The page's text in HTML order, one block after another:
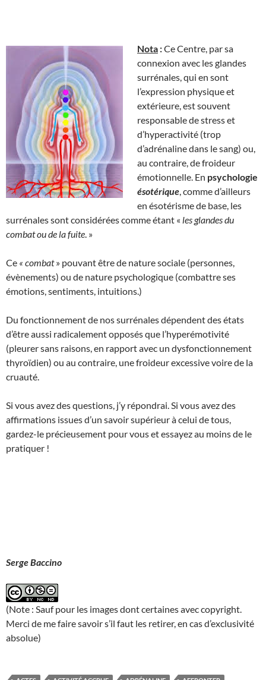
Nota :Ce Centre, par sa
connexion avec les glandes
surrénales, qui en sont
l’expression physique et
extérieure, est souvent
responsable de stress et
d’hyperactivité (trop
d’adrénaline dans le sang) ou,
au contraire, de froideur
émotionnelle. En psychologie
ésotérique, comme d’ailleurs
en ésotérisme de base, les
surrénales sont considérées comme étant « les glandes du
combat ou de la fuite. »
Ce « combat» pouvant être de nature sociale (personnes,
évènements) ou de nature psychologique (combattre ses
émotions, sentiments, intuitions.)
Du fonctionnement de nos surrénales dépendent des états
d’être aussi radicalement opposés que l’hyperémotivité
(pleurer sans raisons, en rapport avec un dysfonctionnement
thyroïdien) ou au contraire, une froideur excessive voire de la
cruauté.
Si vous avez des questions, j’y répondrai. Si vous avez des
affirmations issues d’un savoir supérieur à celui de tous,
gardez-le précieusement pour vous et essayez au moins de le
pratiquer !
Serge Baccino
(Note : Sauf pour les images dont certaines avec copyright.
Merci de me faire savoir s’il faut les retirer, en cas d’exclusivité
absolue)